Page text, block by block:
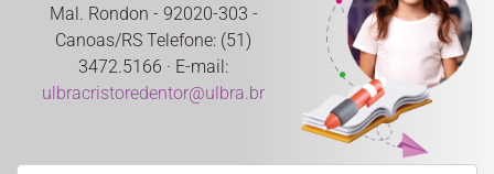
Mal. Rondon - 92020-303 -
Canoas/RS Telefone: (51)
3472.5166 · E-mail:
ulbracristoredentor@ulbra.br